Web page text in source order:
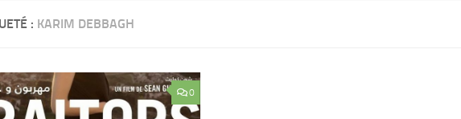
: KARIM DEBBAGH
0